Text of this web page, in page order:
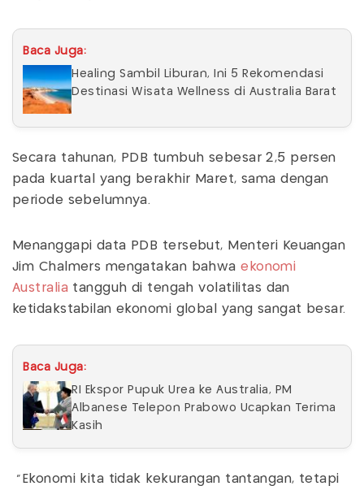
Baca Juga:
Healing Sambil Liburan, Ini 5 Rekomendasi
Destinasi Wisata Wellness di Australia Barat
Secara tahunan, PDB tumbuh sebesar 2,5 persen
pada kuartal yang berakhir Maret, sama dengan
periode sebelumnya.
Menanggapi data PDB tersebut, Menteri Keuangan
Jim Chalmers mengatakan bahwaekonomi
Australia tangguh di tengah volatilitas dan
ketidakstabilan ekonomi global yang sangat besar.
Baca Juga:
RI Ekspor Pupuk Urea ke Australia, PM
Albanese Telepon Prabowo Ucapkan Terima
Kasih
"Ekonomi kita tidak kekurangan tantangan, tetapi